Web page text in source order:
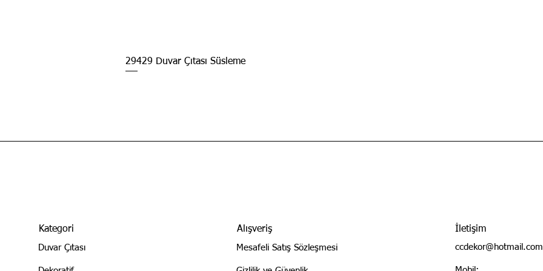
29429 Duvar Çıtası Süsleme
Kategori
Duvar Çıtası
Alışveriş
Mesafeli Satış Sözleşmesi
İletişim
ccdekor@hotmail.com